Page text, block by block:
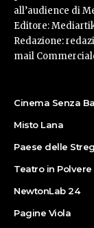
all’audience di
Editore:
Redazione:
mail
Cinema Senza
Misto Lana
Paese delle
Teatro in Polvere
NewtonLab 24
Pagine Viola